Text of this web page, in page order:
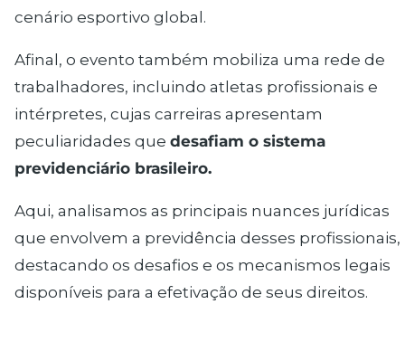
cenário esportivo global.
Afinal, o evento também mobiliza uma rede de
trabalhadores, incluindo atletas profissionais e
intérpretes, cujas carreiras apresentam
peculiaridades que desafiam o sistema
previdenciário brasileiro.
Aqui, analisamos as principais nuances jurídicas
que envolvem a previdência desses profissionais,
destacando os desafios e os mecanismos legais
disponíveis para a efetivação de seus direitos.